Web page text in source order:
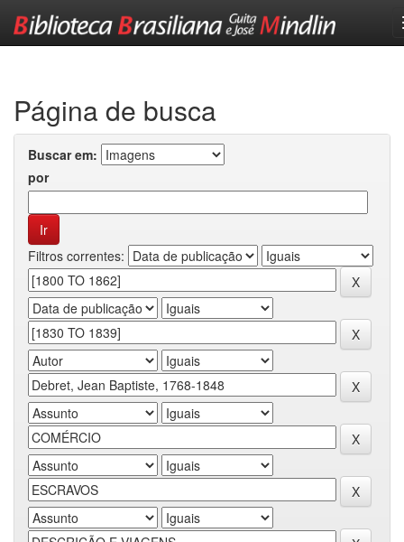
Página de busca
Buscar em:
por
Filtros correntes: